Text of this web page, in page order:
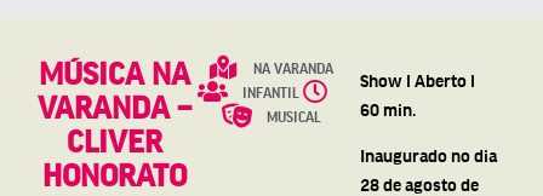
MÚSICA NA
VARANDA –
CLIVER
HONORATO
NA VARANDA
INFANTIL
MUSICAL
Show l Aberto l
60 min.
Inaugurado no dia
28 de agosto de